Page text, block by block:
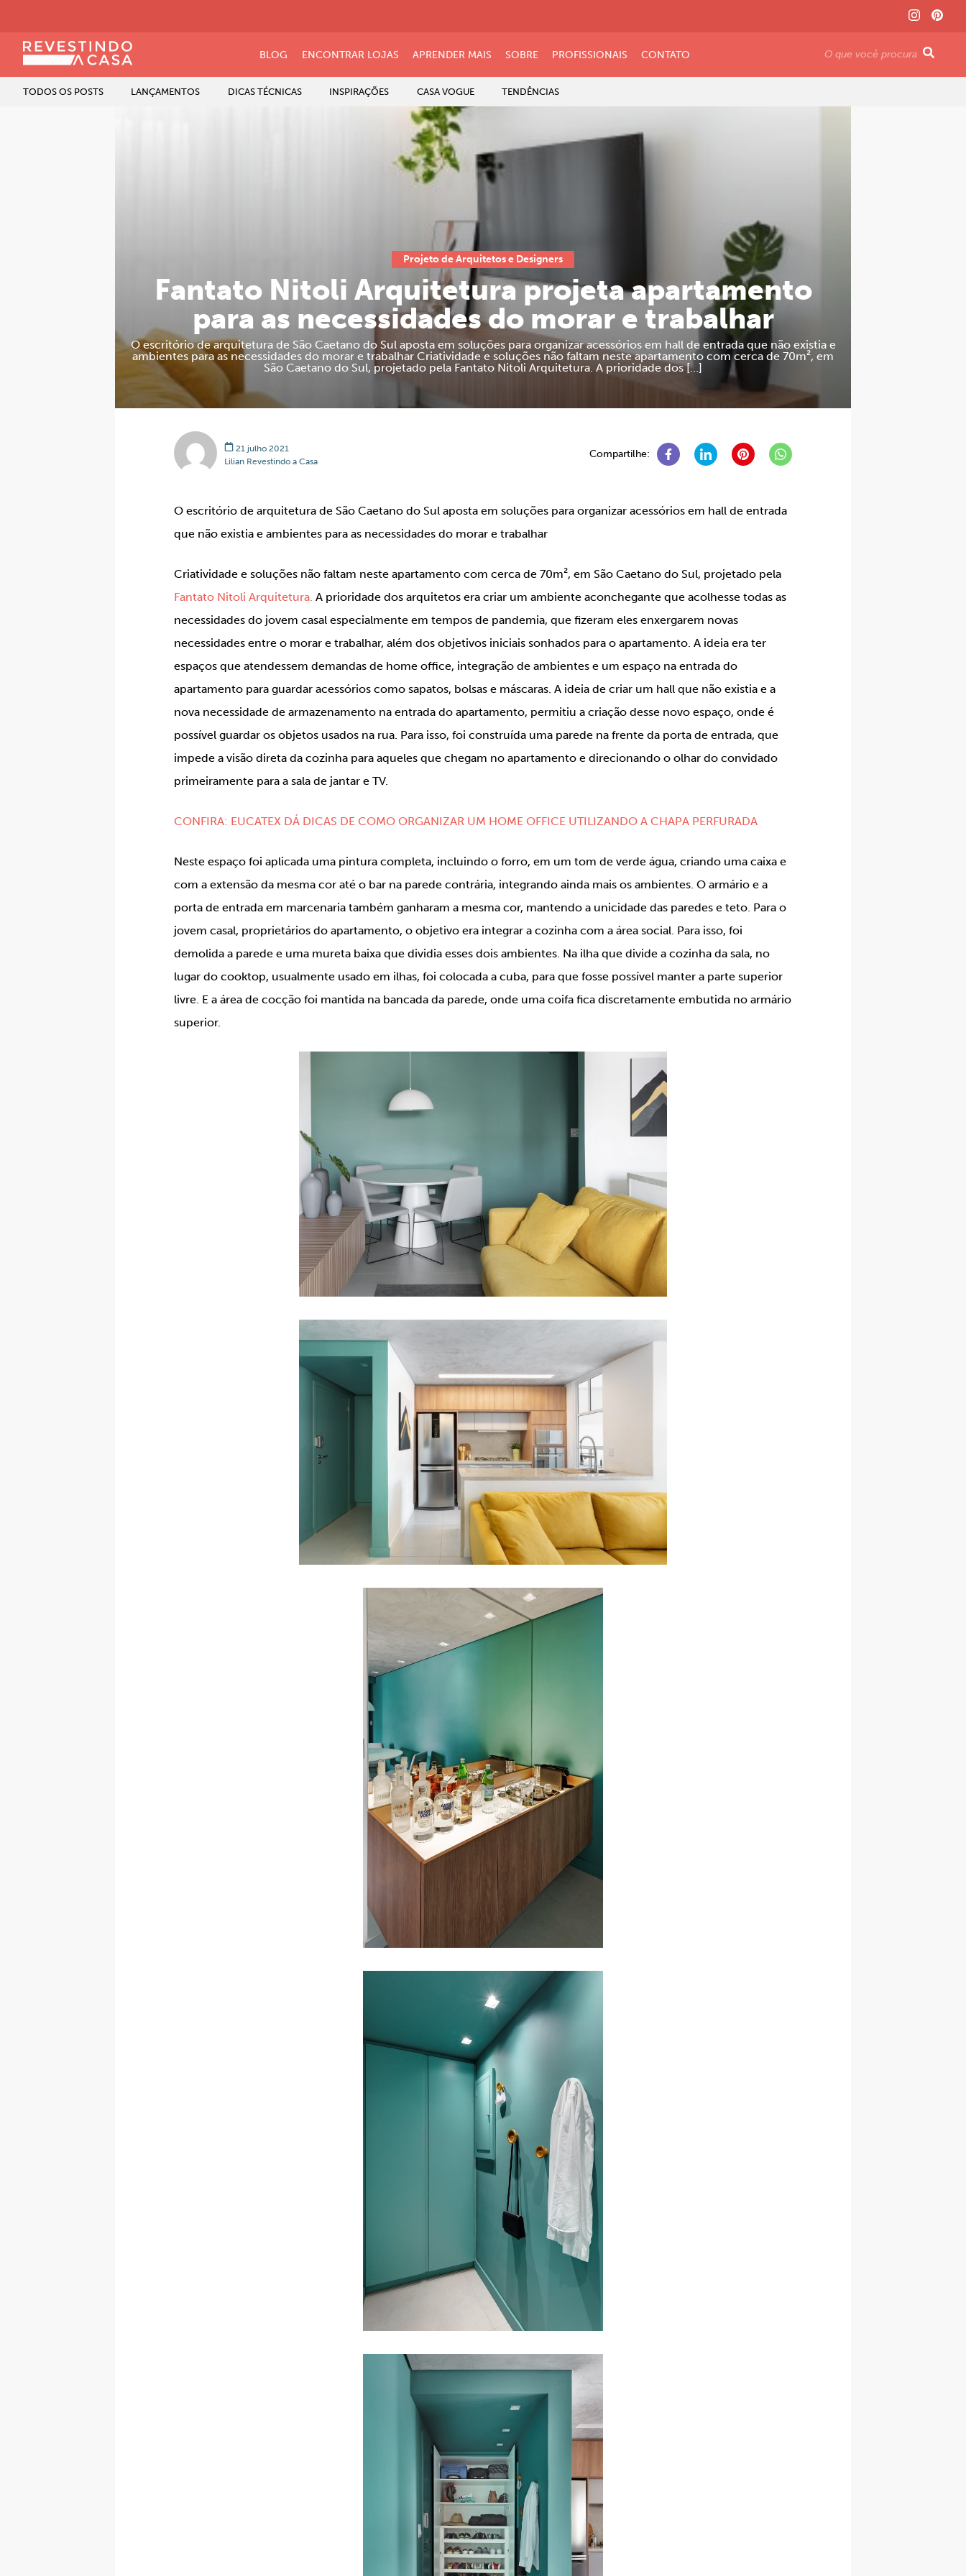
BLOG ENCONTRAR LOJAS APRENDER MAIS SOBRE PROFISSIONAIS CONTATO
TODOS OS POSTS LANÇAMENTOS DICAS TÉCNICAS INSPIRAÇÕES CASA VOGUE TENDÊNCIAS
Projeto de Arquitetos e Designers
Fantato Nitoli Arquitetura projeta apartamento
para as necessidades do morar e trabalhar
O escritório de arquitetura de São Caetano do Sul aposta em soluções para organizar acessórios em hall de entrada que não existia e
ambientes para as necessidades do morar e trabalhar Criatividade e soluções não faltam neste apartamento com cerca de 70m², em
São Caetano do Sul, projetado pela Fantato Nitoli Arquitetura. A prioridade dos […]
21 julho 2021
Lilian Revestindo a Casa
Compartilhe:
O escritório de arquitetura de São Caetano do Sul aposta em soluções para organizar acessórios em hall de entrada
que não existia e ambientes para as necessidades do morar e trabalhar
Criatividade e soluções não faltam neste apartamento com cerca de 70m², em São Caetano do Sul, projetado pela
Fantato Nitoli Arquitetura. A prioridade dos arquitetos era criar um ambiente aconchegante que acolhesse todas as
necessidades do jovem casal especialmente em tempos de pandemia, que fizeram eles enxergarem novas
necessidades entre o morar e trabalhar, além dos objetivos iniciais sonhados para o apartamento. A ideia era ter
espaços que atendessem demandas de home office, integração de ambientes e um espaço na entrada do
apartamento para guardar acessórios como sapatos, bolsas e máscaras. A ideia de criar um hall que não existia e a
nova necessidade de armazenamento na entrada do apartamento, permitiu a criação desse novo espaço, onde é
possível guardar os objetos usados na rua. Para isso, foi construída uma parede na frente da porta de entrada, que
impede a visão direta da cozinha para aqueles que chegam no apartamento e direcionando o olhar do convidado
primeiramente para a sala de jantar e TV.
CONFIRA: EUCATEX DÁ DICAS DE COMO ORGANIZAR UM HOME OFFICE UTILIZANDO A CHAPA PERFURADA
Neste espaço foi aplicada uma pintura completa, incluindo o forro, em um tom de verde água, criando uma caixa e
com a extensão da mesma cor até o bar na parede contrária, integrando ainda mais os ambientes. O armário e a
porta de entrada em marcenaria também ganharam a mesma cor, mantendo a unicidade das paredes e teto. Para o
jovem casal, proprietários do apartamento, o objetivo era integrar a cozinha com a área social. Para isso, foi
demolida a parede e uma mureta baixa que dividia esses dois ambientes. Na ilha que divide a cozinha da sala, no
lugar do cooktop, usualmente usado em ilhas, foi colocada a cuba, para que fosse possível manter a parte superior
livre. E a área de cocção foi mantida na bancada da parede, onde uma coifa fica discretamente embutida no armário
superior.